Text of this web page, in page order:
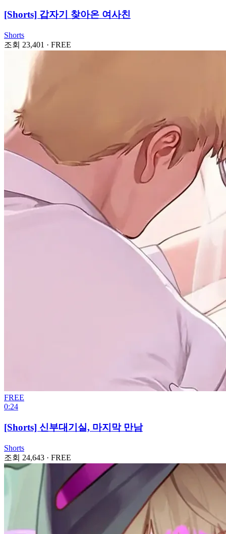
[Shorts] 갑자기 찾아온 여사친
Shorts
조회 23,401 · FREE
FREE
0:24
[Shorts] 신부대기실, 마지막 만남
Shorts
조회 24,643 · FREE